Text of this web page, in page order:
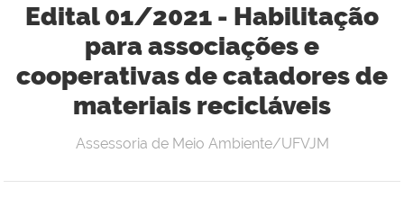
Edital 01/2021 - Habilitação
para associações e
cooperativas de catadores de
materiais recicláveis
Assessoria de Meio Ambiente/UFVJM